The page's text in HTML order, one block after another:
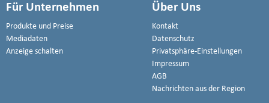
Für Unternehmen
Produkte und Preise
Mediadaten
Anzeige schalten
Über Uns
Kontakt
Datenschutz
Privatsphäre-Einstellungen
Impressum
AGB
Nachrichten aus der Region